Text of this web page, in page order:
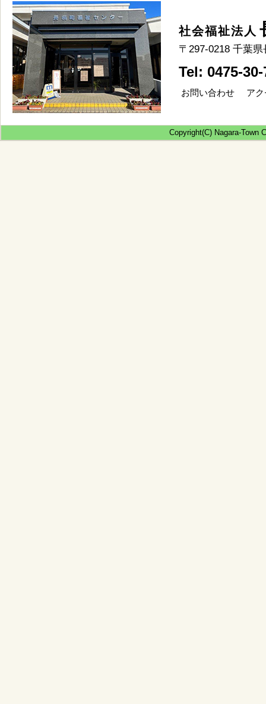
社会福祉法人
〒297-0218 千葉
Tel: 0475-
お問い合わせ ア
Copyright(C) Nagara-Town